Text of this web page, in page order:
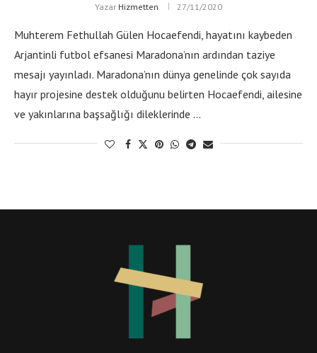
Yazar Hizmetten 27/11/2020
Muhterem Fethullah Gülen Hocaefendi, hayatını kaybeden
Arjantinli futbol efsanesi Maradona’nın ardından taziye
mesajı yayınladı. Maradona’nın dünya genelinde çok sayıda
hayır projesine destek olduğunu belirten Hocaefendi, ailesine
ve yakınlarına başsağlığı dileklerinde …